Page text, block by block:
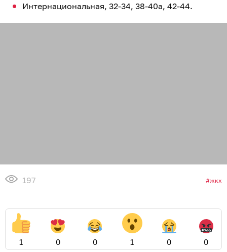
Интернациональная, 32-34, 38-40а, 42-44.
197 жкх
1 0 0 1 0 0